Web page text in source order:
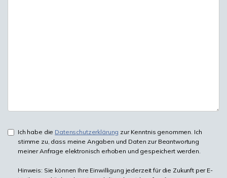
Ich habe die Datenschutzerklärung zur Kenntnis genommen. Ich
stimme zu, dass meine Angaben und Daten zur Beantwortung
meiner Anfrage elektronisch erhoben und gespeichert werden.
Hinweis: Sie können Ihre Einwilligung jederzeit für die Zukunft per E-